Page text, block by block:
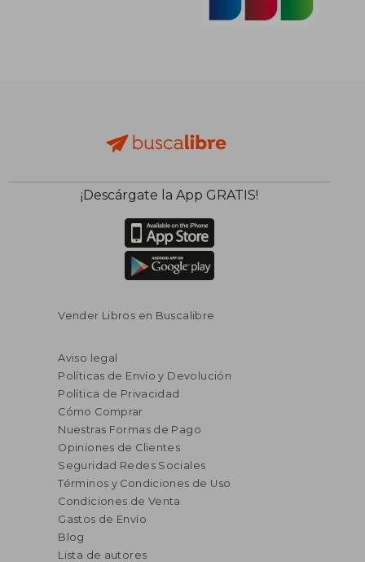
¡Descárgate la App GRATIS!
Vender Libros en Buscalibre
Aviso legal
Políticas de Envío y Devolución
Política de Privacidad
Cómo Comprar
Nuestras Formas de Pago
Opiniones de Clientes
Seguridad Redes Sociales
Términos y Condiciones de Uso
Condiciones de Venta
Gastos de Envío
Blog
Lista de autores